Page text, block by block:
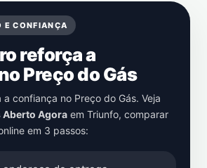
E CONFIANÇA
reforça a
Preço do Gás
confiança no Preço do Gás. Veja
Aberto Agora em Triunfo, comparar
em 3 passos: